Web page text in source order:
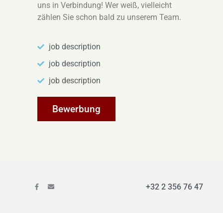
uns in Verbindung! Wer weiß, vielleicht
zählen Sie schon bald zu unserem Team.
job description
job description
job description
Bewerbung
+32 2 356 76 47